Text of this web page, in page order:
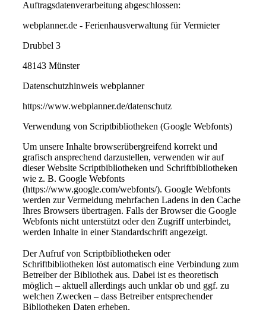
Auftragsdatenverarbeitung abgeschlossen:
webplanner.de - Ferienhausverwaltung für Vermieter
Drubbel 3
48143 Münster
Datenschutzhinweis webplanner
https://www.webplanner.de/datenschutz
Verwendung von Scriptbibliotheken (Google Webfonts)
Um unsere Inhalte browserübergreifend korrekt und
grafisch ansprechend darzustellen, verwenden wir auf
dieser Website Scriptbibliotheken und Schriftbibliotheken
wie z. B. Google Webfonts
(https://www.google.com/webfonts/). Google Webfonts
werden zur Vermeidung mehrfachen Ladens in den Cache
Ihres Browsers übertragen. Falls der Browser die Google
Webfonts nicht unterstützt oder den Zugriff unterbindet,
werden Inhalte in einer Standardschrift angezeigt.
Der Aufruf von Scriptbibliotheken oder
Schriftbibliotheken löst automatisch eine Verbindung zum
Betreiber der Bibliothek aus. Dabei ist es theoretisch
möglich – aktuell allerdings auch unklar ob und ggf. zu
welchen Zwecken – dass Betreiber entsprechender
Bibliotheken Daten erheben.